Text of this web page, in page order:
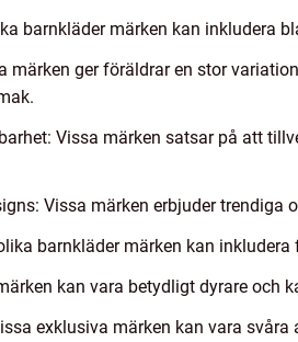
barnkläder märken kan inkludera
märken ger föräldrar en stor
Vissa märken satsar på att
Vissa märken erbjuder
barnkläder märken kan inkludera
kan vara betydligt dyrare och
exklusiva märken kan vara